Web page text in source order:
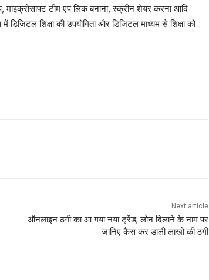
टीम एप लिंक बनाना, स्क्रीन शेयर करना आदि
डिजिटल शिक्षा की उपयोगिता और डिजिटल माध्यम से शिक्षा को
Next article
ऑनलाइन ठगी का आ गया नया ट्रेंड, लोन दिलाने के नाम पर
जानिए कैस कर डाली लाखों की ठगी